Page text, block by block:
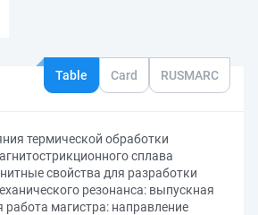
Table Card RUSMARC
термической обработки
сплава
свойства для разработки
резонанса: выпускная
магистра: направление